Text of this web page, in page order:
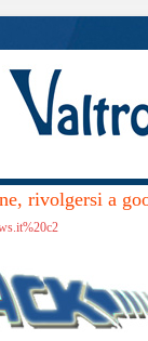
rivolgersi a